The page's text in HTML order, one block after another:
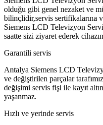
olduğu gibi genel nezaket ve
bilinçlidir,servis sertifikalarına
Siemens LCD Televizyon
saatte sizi ziyaret ederek
Garantili servis
Antalya Siemens LCD
ve değiştirilen parçalar
değişimi servis fişi ile kayıt
yaşanmaz.
Hızlı ve yerinde servis